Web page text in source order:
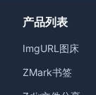
产品列表
ImgURL图床
ZMark书签